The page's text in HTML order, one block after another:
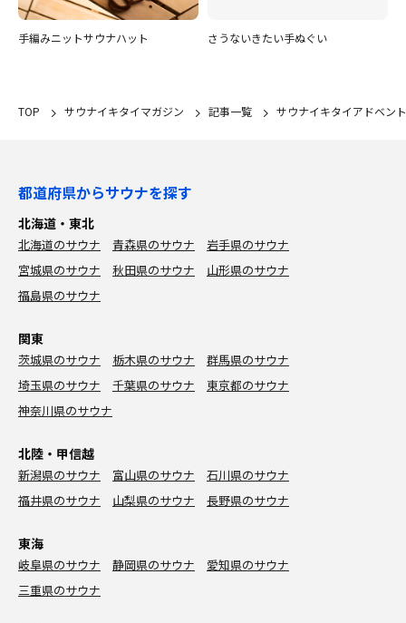
手編みニットサウナハット さうないきたい手ぬぐい
TOP サウナイキタイマガジン 記事一覧 サウナイキタイアドベン
都道府県からサウナを探す
北海道・東北
北海道のサウナ 青森県のサウナ
岩手県のサウナ
宮城県のサウナ
秋田県のサウナ
山形県のサウナ
福島県のサウナ
関東
茨城県のサウナ 栃木県のサウナ
群馬県のサウナ
埼玉県のサウナ
千葉県のサウナ
東京都のサウナ
神奈川県のサウナ
北陸・甲信越
新潟県のサウナ 富山県のサウナ
石川県のサウナ
福井県のサウナ
山梨県のサウナ 長野県のサウナ
東海
岐阜県のサウナ 静岡県のサウナ
愛知県のサウナ
三重県のサウナ